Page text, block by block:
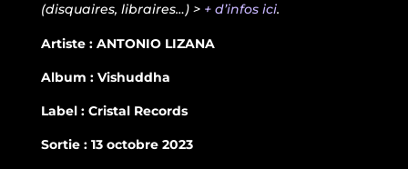
(disquaires, libraires…) > + d’infos ici.
Artiste : ANTONIO LIZANA
Album : Vishuddha
Label : Cristal Records
Sortie : 13 octobre 2023